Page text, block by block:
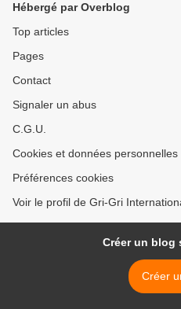
Hébergé par Overblog
Top articles
Pages
Contact
Signaler un abus
C.G.U.
Cookies et données personnelles
Préférences cookies
Voir le profil de Gri-Gri
Créer un blog
Créer